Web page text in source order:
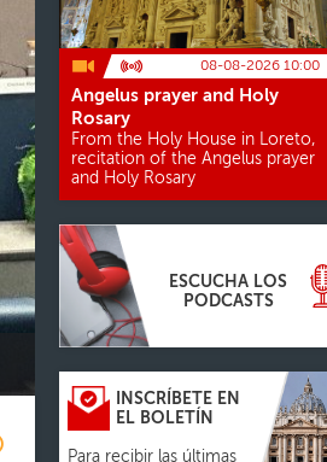
08-08-2026 10:00
Angelus prayer and Holy
Rosary
From the Holy House in Loreto,
recitation of the Angelus prayer
and Holy Rosary
ESCUCHA LOS
PODCASTS
INSCRÍBETE EN
EL BOLETÍN
Para recibir las últimas